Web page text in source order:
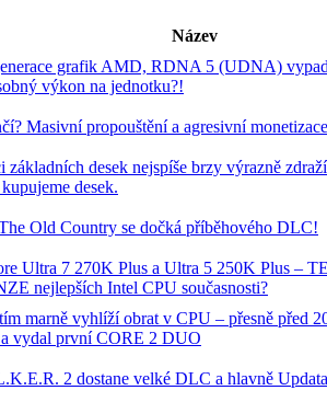
Název
grafik AMD, RDNA 5 (UDNA)
výkon na jednotku?!
Masivní propouštění a agresivní
základních desek nejspíše brzy výrazně
desek.
Old Country se dočká příběhového DLC!
Ultra 7 270K Plus a Ultra 5 250K Plus –
nejlepších Intel CPU současnosti?
marně vyhlíží obrat v CPU – přesně před
vydal první CORE 2 DUO
2 dostane velké DLC a hlavně